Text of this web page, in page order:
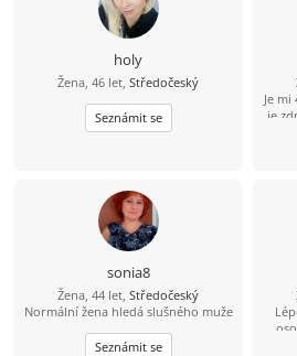
holy
Žena, 46 let, Středočeský
Seznámit se
Je
je
sonia8
Žena, 44 let, Středočeský
Normální žena hledá slušného muže
Seznámit se